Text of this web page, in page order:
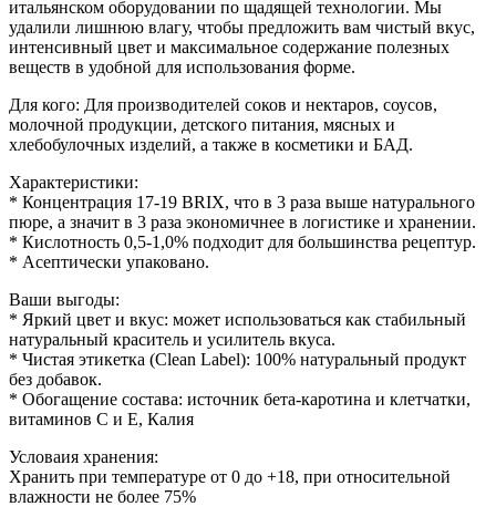
итальянском оборудовании по щадящей технологии. Мы
удалили лишнюю влагу, чтобы предложить вам чистый вкус,
интенсивный цвет и максимальное содержание полезных
веществ в удобной для использования форме.
Для кого: Для производителей соков и нектаров, соусов,
молочной продукции, детского питания, мясных и
хлебобулочных изделий, а также в косметики и БАД.
Характеристики:
* Концентрация 17-19 BRIX, что в 3 раза выше натурального
пюре, а значит в 3 раза экономичнее в логистике и хранении.
* Кислотность 0,5-1,0% подходит для большинства рецептур.
* Асептически упаковано.
Ваши выгоды:
* Яркий цвет и вкус: может использоваться как стабильный
натуральный краситель и усилитель вкуса.
* Чистая этикетка (Clean Label): 100% натуральный продукт
без добавок.
* Обогащение состава: источник бета-каротина и клетчатки,
витаминов С и Е, Калия
Условаия хранения:
Хранить при температуре от 0 до +18, при относительной
влажности не более 75%